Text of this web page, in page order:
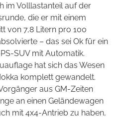
im Volllastanteil auf der
die er mit einem
von 7,8 Litern pro 100
– das sei Ok für ein
SUV mit Automatik.
hat sich das Wesen
komplett gewandelt.
aus GM-Zeiten
an einen Geländewagen
mit 4x4-Antrieb zu haben,